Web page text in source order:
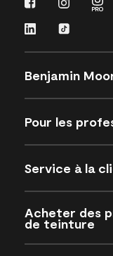
Benjamin
Pour les
Service à la
Acheter des
de teinture